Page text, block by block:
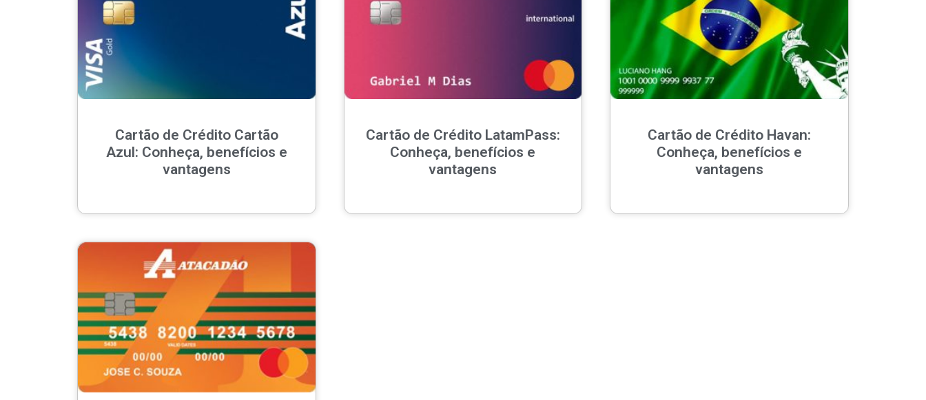
Cartão de Crédito Cartão
Azul: Conheça, benefícios e
vantagens
Cartão de Crédito LatamPass:
Conheça, benefícios e
vantagens
Cartão de Crédito Havan:
Conheça, benefícios e
vantagens